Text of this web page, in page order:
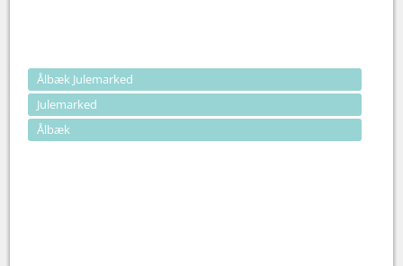
Ålbæk Julemarked
Julemarked
Ålbæk